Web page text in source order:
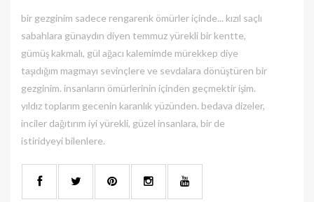
bir gezginim sadece rengarenk ömürler içinde... kızıl saçlı
sabahlara günaydın diyen temmuz yürekli bir kentte,
gümüş kakmalı, gül ağacı kalemimde mürekkep diye
taşıdığım magmayı sevinçlere ve sevdalara dönüştüren bir
gezginim. insanların ömürlerinin içinden geçmektir işim.
yıldız toplarım gecenin karanlık yüzünden. bedava dizeler,
inciler dağıtırım iyi yürekli, güzel insanlara, bir de
istiridyeyi bilenlere.